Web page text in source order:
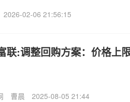
2026-02-06 21:56:15
联:调整回购方案：价格上
曹晨 2025-08-05 21:44